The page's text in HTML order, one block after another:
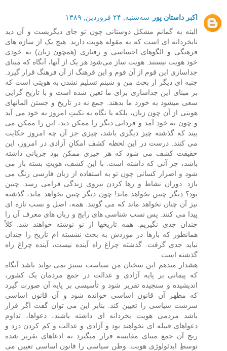
اکبر داستان پور
سه‌شنبه, ۲۴ فروردین, ۱۳۸۹
البته به گمانم مشکل دوستانی چون تو جای دیگریست و آن دید
نابخردانه ای است که به مقوله هویت دارید. هیچ یک از سازه‌ های
فرهنگی و الگوهای احساسی و رفتاری (همچون زبان) به خودی
خود هویت نیستند. هویت ساز می‌شود هر یک از آنها، آنگاه که مبنای
جداسازی این قوم از آن قوم و این فرهنگ از آن فرهنگ قرار گیرد.
جنبه ای دیگر از بحث من و شبنم تسلیم نشدن به هویتی است که
بر مبنای این جداسازی برای ما تعین شده است و با تاریخ گرایی
سعی میشود به خورد ما بدهند. جمع نه در تاریخ و جستن المانهای
هویتی از آن چون زبان، بلکه با نگاه به نکبتِ امروز به خود می ‌آید
و چون به خود آمد و فردایی دیگر را ممکن دید، این را ممکن می‌
بیند که گذشته چیز دیگری باشد، چیزی جز آن چه امروز حکایت
می‌ کنند. درست در این لحظه‌ کشف امکانِ آزادی در امروز، این
حقیقت کشف می ‌شود که هر چیزی ممکن بود جریانی داشته
باشد، جز آنی که داشته است. با این کشف، هویتِ بسته باز می
‌شود و اصرار کسانی چون تو به استفاده از زبان فارسی رنگ می
بازد. دوران نشاط و رها کردن نیروی زندگی فرامی‌ رسد. چنین
بود؟ دیگر چنین نخواهد ماند! چون دیگر چنین نخواهد ماند، گذشته
نیز آن چنان نخواهد ماند که می ‌گویند. همه، اصل و نسب تازه ‌ای
پیدا می ‌کنند. پس نسب‌ شناسی‌ های رایج و زبان های معرف آن را
چندان جدی نگیریم. همه تاریخها از نو نوشته خواهند شد. کلاً
همانطور که بارها در موردش به بحث نشسته ام تاریخ را چندان
نباید جدی گرفت. گذشته چراغ راه آینده نیست، آینده چراغ راه
گذشته است.
هشدار میدهم این سخنان من سیاست ستیز نمی تواند باشد آنگاه
که پیمانی بر پایه آزادی و عدالت در جمع مردمان یک کشور،
اندیشیده و سنجیده تقریر شود و تأسیسی بر پایه آن صورت گیرد
که مظهر آن قانون اساسی خوانده شود و آن قانون اساسی
سرشت سیاسی را تعیین کند. بنابر این می ‌توان گفت اگر قرار
باشد مردمی هویت بخردانه ‌ای داشته باشند، دعواها، تداوم
دعواهای قبیله ‌ای نخواهند بود و آزادی و عدالت و کم کردن درد و
رنج آن جمع مبنای مقایسه قرار میگیرد نه ادعاهای تقریر شده
توسطِ ایدئولوژی هویت. وطن سیاسی را قانون اساسی تعیین می